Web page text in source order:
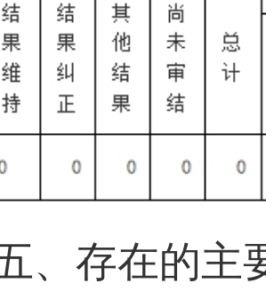
、存在的主